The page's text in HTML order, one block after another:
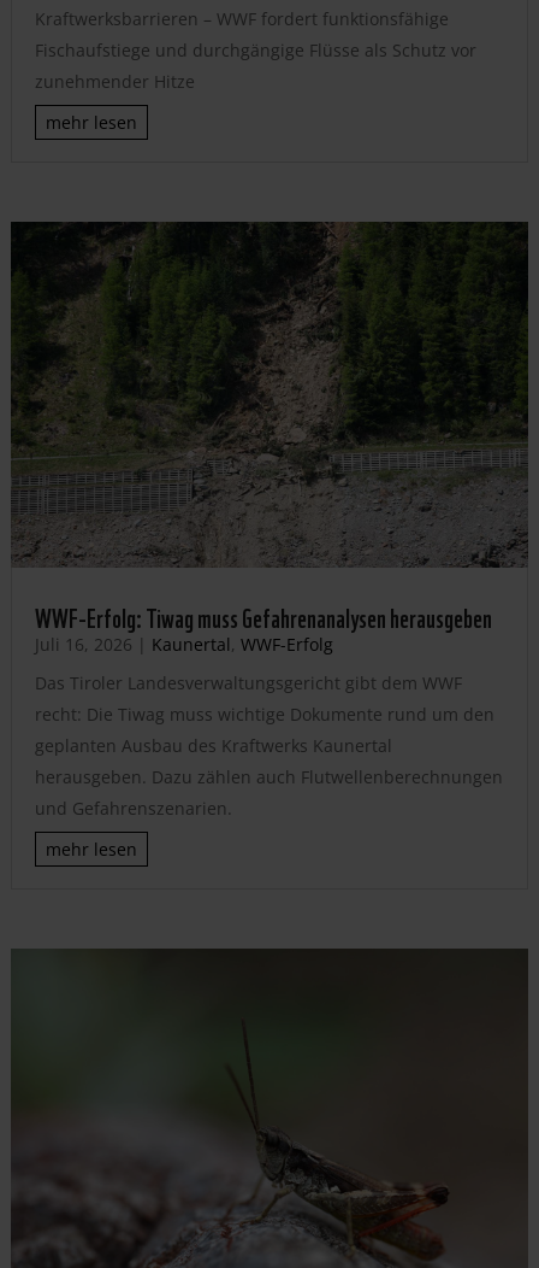
Kraftwerksbarrieren – WWF fordert funktionsfähige
Fischaufstiege und durchgängige Flüsse als Schutz vor
zunehmender Hitze
mehr lesen
WWF-Erfolg: Tiwag muss Gefahrenanalysen herausgeben
Juli 16, 2026 | Kaunertal, WWF-Erfolg
Das Tiroler Landesverwaltungsgericht gibt dem WWF
recht: Die Tiwag muss wichtige Dokumente rund um den
geplanten Ausbau des Kraftwerks Kaunertal
herausgeben. Dazu zählen auch Flutwellenberechnungen
und Gefahrenszenarien.
mehr lesen